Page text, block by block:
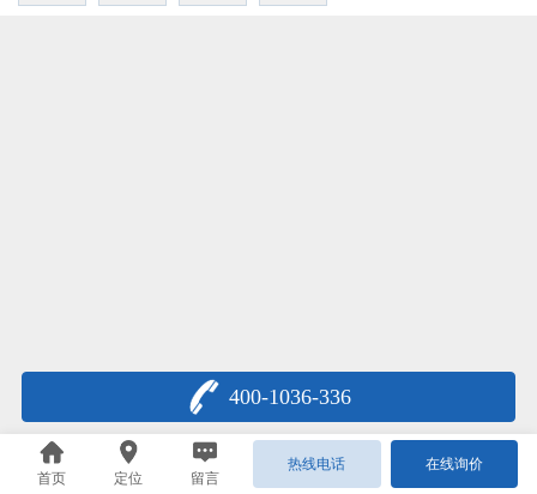
400-1036-336
首页 定位 留言
热线电话 在线询价